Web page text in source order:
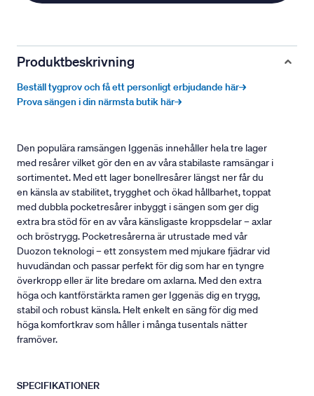
Produktbeskrivning
Beställ tygprov och få ett personligt erbjudande här→
Prova sängen i din närmsta butik här→
Den populära ramsängen Iggenäs innehåller hela tre lager
med resårer vilket gör den en av våra stabilaste ramsängar i
sortimentet. Med ett lager bonellresårer längst ner får du
en känsla av stabilitet, trygghet och ökad hållbarhet, toppat
med dubbla pocketresårer inbyggt i sängen som ger dig
extra bra stöd för en av våra känsligaste kroppsdelar – axlar
och bröstrygg. Pocketresårerna är utrustade med vår
Duozon teknologi – ett zonsystem med mjukare fjädrar vid
huvudändan och passar perfekt för dig som har en tyngre
överkropp eller är lite bredare om axlarna. Med den extra
höga och kantförstärkta ramen ger Iggenäs dig en trygg,
stabil och robust känsla. Helt enkelt en säng för dig med
höga komfortkrav som håller i många tusentals nätter
framöver.
SPECIFIKATIONER